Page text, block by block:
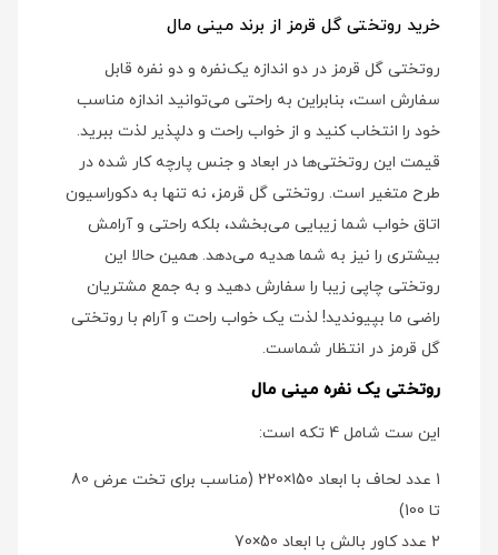
خرید روتختی گل قرمز از برند مینی مال
روتختی گل قرمز در دو اندازه یک‌نفره و دو نفره قابل
سفارش است، بنابراین به راحتی می‌توانید اندازه مناسب
خود را انتخاب کنید و از خواب راحت و دلپذیر لذت ببرید.
قیمت این روتختی‌ها در ابعاد و جنس پارچه کار شده در
طرح متغیر است. روتختی گل قرمز، نه تنها به دکوراسیون
اتاق خواب شما زیبایی می‌بخشد، بلکه راحتی و آرامش
بیشتری را نیز به شما هدیه می‌دهد. همین حالا این
روتختی چاپی زیبا را سفارش دهید و به جمع مشتریان
راضی ما بپیوندید! لذت یک خواب راحت و آرام با روتختی
گل قرمز در انتظار شماست.
روتختی یک نفره مینی مال
این ست شامل 4 تکه است:
1 عدد لحاف با ابعاد 150×220 (مناسب برای تخت عرض 80
تا 100)
2 عدد کاور بالش با ابعاد 50×70